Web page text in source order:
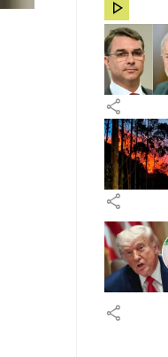
share
share
share
share